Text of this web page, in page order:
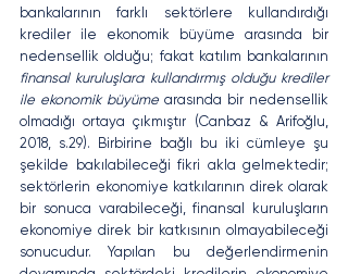
bankalarının farklı sektörlere kullandırdığı
krediler ile ekonomik büyüme arasında bir
finansal kuruluşlara kullandırmış olduğu krediler
ile ekonomik büyüme arasında bir nedensellik
olmadığı ortaya çıkmıştır (Canbaz & Arifoğlu,
2018, s.29). Birbirine bağlı bu iki cümleye şu
şekilde bakılabileceği fikri akla gelmektedir;
sektörlerin ekonomiye katkılarının direk olarak
bir sonuca varabileceği, finansal kuruluşların
ekonomiye direk bir katkısının olmayabileceği
sonucudur. Yapılan bu değerlendirmenin